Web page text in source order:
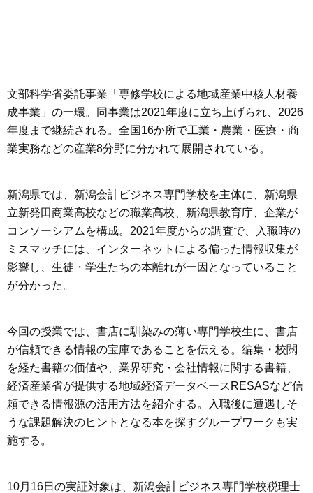
文部科学省委託事業「専修学校による地域産業中核人材養
成事業」の一環。同事業は2021年度に立ち上げられ、2026
年度まで継続される。全国16か所で工業・農業・医療・商
業実務などの産業8分野に分かれて展開されている。
新潟県では、新潟会計ビジネス専門学校を主体に、新潟県
立新発田商業高校などの職業高校、新潟県教育庁、企業が
コンソーシアムを構成。2021年度からの調査で、入職時の
ミスマッチには、インターネットによる偏った情報収集が
影響し、生徒・学生たちの本離れが一因となっていること
が分かった。
今回の授業では、書店に馴染みの薄い専門学校生に、書店
が信頼できる情報の宝庫であることを伝える。編集・校閲
を経た書籍の価値や、業界研究・会社情報に関する書籍、
経済産業省が提供する地域経済データベースRESASなど信
頼できる情報源の活用方法を紹介する。入職後に遭遇しそ
うな課題解決のヒントとなる本を探すグループワークも実
施する。
10月16日の実証対象は、新潟会計ビジネス専門学校税理士